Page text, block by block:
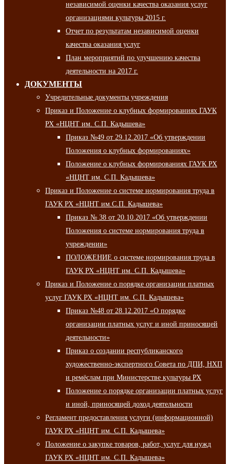
независимой оценки качества оказания услуг
организациями культуры 2015 г.
Отчет по результатам независимой оценки
качества оказания услуг
План мероприятий по улучшению качества
деятельности на 2017 г.
ДОКУМЕНТЫ
Учредительные документы учреждения
Приказ и Положение о клубных формированиях ГАУК
РХ «НЦНТ им. С.П. Кадышева»
Приказ №49 от 29.12.2017 «Об утверждении
Положения о клубных формированиях»
Положение о клубных формированиях ГАУК РХ
«НЦНТ им. С.П. Кадышева»
Приказ и Положение о системе нормирования труда в
ГАУК РХ «НЦНТ им.С.П. Кадышева»
Приказ № 38 от 20.10.2017 «Об утверждении
Положения о системе нормирования труда в
учреждении»
ПОЛОЖЕНИЕ о системе нормирования труда в
ГАУК РХ «НЦНТ им. С.П. Кадышева»
Приказ и Положение о порядке организации платных
услуг ГАУК РХ «НЦНТ им. С.П. Кадышева»
Приказ №48 от 28.12.2017 «О порядке
организации платных услуг и иной приносящей
деятельности»
Приказ о создании республиканского
художественно-экспертного Совета по ДПИ, НХП
и ремёслам при Министерстве культуры РХ
Положение о порядке организации платных услуг
и иной, приносящей доход деятельности
Регламент предоставления услуги (информационной)
ГАУК РХ «НЦНТ им. С.П. Кадышева»
Положение о закупке товаров, работ, услуг для нужд
ГАУК РХ «НЦНТ им. С.П. Кадышева»